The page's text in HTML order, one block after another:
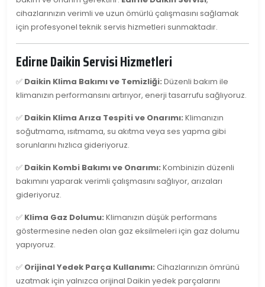
cihazlarınızın verimli ve uzun ömürlü çalışmasını sağlamak
için profesyonel teknik servis hizmetleri sunmaktadır.
Edirne Daikin Servisi Hizmetleri
✅ Daikin Klima Bakımı ve Temizliği: Düzenli bakım ile
klimanızın performansını artırıyor, enerji tasarrufu sağlıyoruz.
✅ Daikin Klima Arıza Tespiti ve Onarımı: Klimanızın
soğutmama, ısıtmama, su akıtma veya ses yapma gibi
sorunlarını hızlıca gideriyoruz.
✅ Daikin Kombi Bakımı ve Onarımı: Kombinizin düzenli
bakımını yaparak verimli çalışmasını sağlıyor, arızaları
gideriyoruz.
✅ Klima Gaz Dolumu: Klimanızın düşük performans
göstermesine neden olan gaz eksilmeleri için gaz dolumu
yapıyoruz.
✅ Orijinal Yedek Parça Kullanımı: Cihazlarınızın ömrünü
uzatmak için yalnızca orijinal Daikin yedek parçalarını